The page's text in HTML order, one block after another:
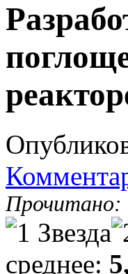
Прочитано:
среднее: